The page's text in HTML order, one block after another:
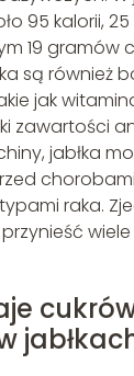
95 kalorii,
19 gramów
są również
jak
zawartości
jabłka
raka.